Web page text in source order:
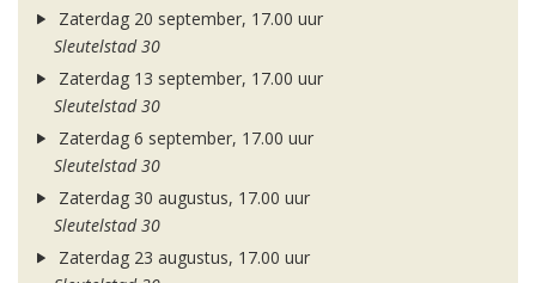
Zaterdag 20 september, 17.00 uur
Sleutelstad 30
Zaterdag 13 september, 17.00 uur
Sleutelstad 30
Zaterdag 6 september, 17.00 uur
Sleutelstad 30
Zaterdag 30 augustus, 17.00 uur
Sleutelstad 30
Zaterdag 23 augustus, 17.00 uur